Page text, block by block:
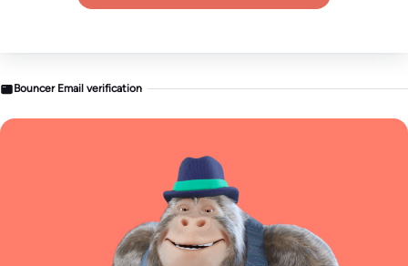
Bouncer Email verification